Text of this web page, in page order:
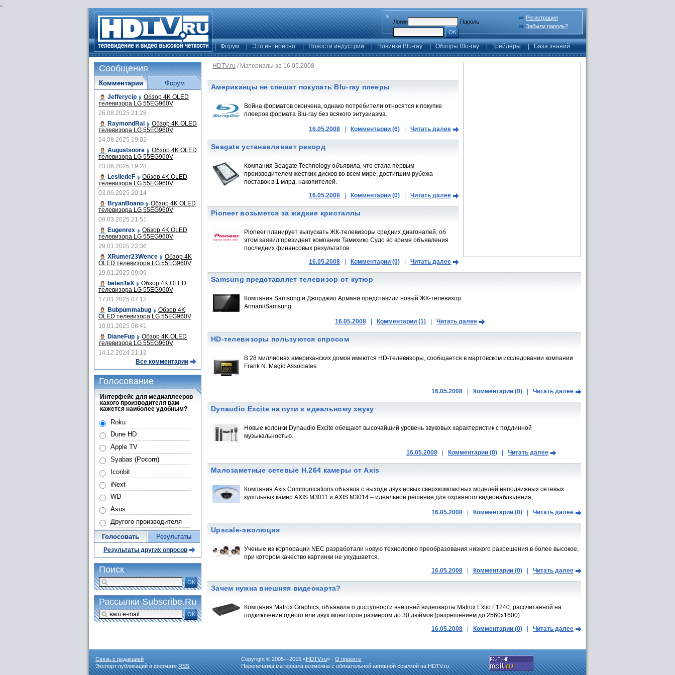
.
Логин
Пароль
ОК
Регистрация
Забыли пароль?
Форум Это интересно Новости индустрии Новинки Blu-ray Обзоры Blu-ray Трейлеры База знаний
HDTV.ru / Материалы за 16.05.2008
Американцы не спешат покупать Blu-ray плееры
Война форматов окончена, однако потребители относятся к покупке
плееров формата Blu-ray без всякого энтузиазма.
16.05.2008 Комментарии (6) Читать далее
Seagate устанавливает рекорд
Компания Seagate Technology объявила, что стала первым
производителем жестких дисков во всем мире, достигшим рубежа
поставок в 1 млрд. накопителей.
16.05.2008
Комментарии (0) Читать далее
Pioneer возьмется за жидкие кристаллы
Pioneer планирует выпускать ЖК-телевизоры средних диагоналей, об
этом заявил президент компании Тамихико Судо во время объявления
последних финансовых результатов.
16.05.2008
Комментарии (0) Читать далее
Samsung представляет телевизор от кутюр
Компания Samsung и Джорджио Армани представили новый ЖК-телевизор
Armani/Samsung.
16.05.2008 Комментарии (1) Читать далее
HD-телевизоры пользуются спросом
В 28 миллионах американских домов имеются HD-телевизоры, сообщается в мартовском исследовании компании
Frank N. Magid Associates.
16.05.2008 Комментарии (0) Читать далее
Dynaudio Excite на пути к идеальному звуку
Новые колонки Dynaudio Excite обещают высочайший уровень звуковых характеристик с подлинной
музыкальностью.
16.05.2008 Комментарии (0) Читать далее
Малозаметные сетевые H.264 камеры от Axis
Компания Axis Communications объявла о выходе двух новых сверхкомпактных моделей неподвижных сетевых
купольных камер AXIS M3011 и AXIS M3014 – идеальное решение для охранного видеонаблюдения,
16.05.2008 Комментарии (0) Читать далее
Upscale-эволюция
Ученые из корпорации NEC разработали новую технологию преобразования низкого разрешения в более высокое,
при котором качество картинки не ухудшается.
16.05.2008
Комментарии (0) Читать далее
Зачем нужна внешняя видеокарта?
Компания Matrox Graphics, объявила о доступности внешней видеокарты Matrox Extio F1240, рассчитанной на
подключение одного или двух мониторов размером до 30 дюймов (разрешением до 2560x1600).
16.05.2008
Комментарии (0) Читать далее
Сообщения
Комментарии
Jefferycip Обзор 4K OLED
телевизора LG 55EG960V
26.08.2025 21:28
RaymondRal
Обзор 4K OLED
телевизора LG 55EG960V
24.08.2025 19:02
Augustsoore
Обзор 4K OLED
телевизора LG 55EG960V
23.06.2025 19:28
LesliedeF
Обзор 4K OLED
телевизора LG 55EG960V
03.06.2025 20:14
BryanBoano
Обзор 4K OLED
телевизора LG 55EG960V
09.03.2025 21:51
Eugenrex
Обзор 4K OLED
телевизора LG 55EG960V
29.01.2025 22:36
XRumer23Wence
Обзор 4K
OLED телевизора LG 55EG960V
19.01.2025 09:09
betenTaX
Обзор 4K OLED
телевизора LG 55EG960V
17.01.2025 07:12
Bubpummabug
Обзор 4K
OLED телевизора LG 55EG960V
10.01.2025 08:41
DianeFup
Обзор 4K OLED
телевизора LG 55EG960V
14.12.2024 21:12
Все комментарии
Форум
Голосование
Интерфейс для медиаплееров
какого производителя вам
кажется наиболее удобным?
Roku
Dune HD
Apple TV
Syabas (Pocorn)
Iconbit
iNext
WD
Asus
Другого производителя
Голосовать Результаты
Результаты других опросов
Поиск
ОК
Рассылки Subscribe.Ru
ОК
Связь с редакцией
Экспорт публикаций в форматеRSS
Copyright © 2005—2015 «HDTV.ru» · О проекте
Перепечатка материала возможна с обязательной активной ссылкой на HDTV.ru